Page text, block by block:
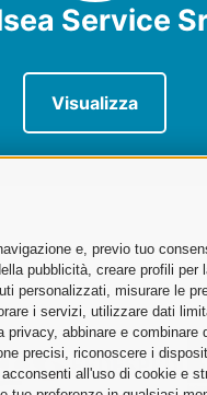
e, previo tuo
pubblicità, creare profili per
personalizzati, misurare le
i servizi, utilizzare dati
abbinare e combinare
precisi, riconoscere i
all'uso di cookie e
Service
Visualizza